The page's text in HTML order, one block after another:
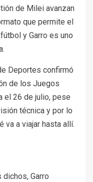
de Milei avanzan
que permite el
y Garro es uno
Deportes confirmó
de los Juegos
el 26 de julio, pese
técnica y por lo
va a viajar hasta allí.
Garro